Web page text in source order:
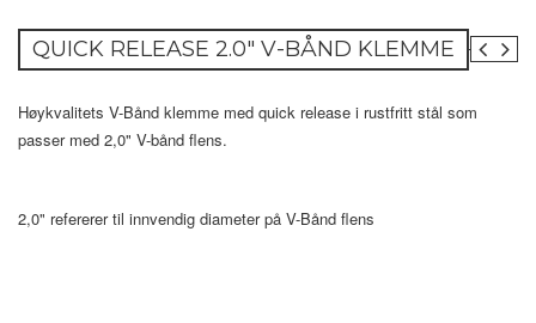
QUICK RELEASE 2.0" V-BÅND KLEMME
Høykvalitets V-Bånd klemme med quick release i rustfritt stål som
passer med 2,0" V-bånd flens.
2,0" refererer til innvendig diameter på V-Bånd flens